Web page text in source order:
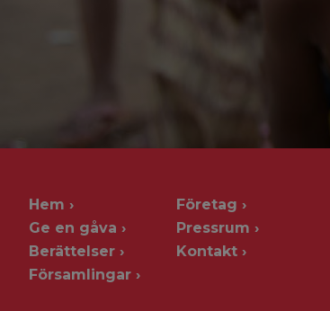
Hem
Ge en gåva
Berättelser
Församlingar
Företag
Pressrum
Kontakt